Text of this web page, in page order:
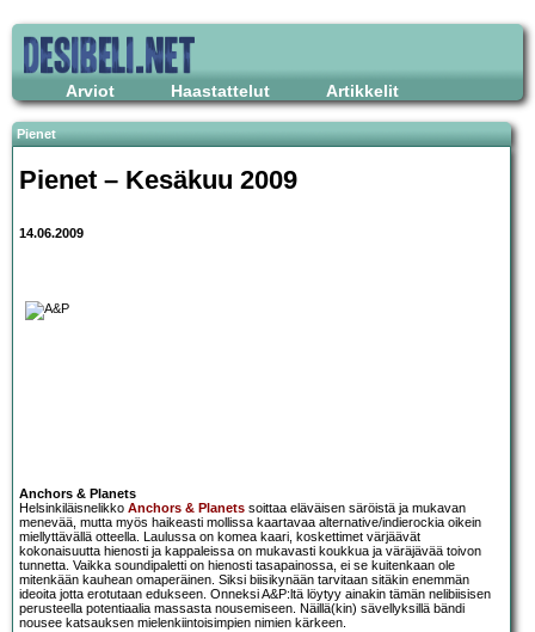
Arviot Haastattelut Artikkelit
Pienet
Pienet – Kesäkuu 2009
14.06.2009
Anchors & Planets
Helsinkiläisnelikko Anchors & Planets soittaa eläväisen säröistä ja mukavan
menevää, mutta myös haikeasti mollissa kaartavaa alternative/indierockia oikein
miellyttävällä otteella. Laulussa on komea kaari, koskettimet värjäävät
kokonaisuutta hienosti ja kappaleissa on mukavasti koukkua ja väräjävää toivon
tunnetta. Vaikka soundipaletti on hienosti tasapainossa, ei se kuitenkaan ole
mitenkään kauhean omaperäinen. Siksi biisikynään tarvitaan sitäkin enemmän
ideoita jotta erotutaan edukseen. Onneksi A&P:ltä löytyy ainakin tämän nelibiisisen
perusteella potentiaalia massasta nousemiseen. Näillä(kin) sävellyksillä bändi
nousee katsauksen mielenkiintoisimpien nimien kärkeen.